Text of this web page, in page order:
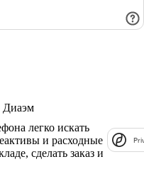
Диаэм
легко искать
и расходные
сделать заказ и